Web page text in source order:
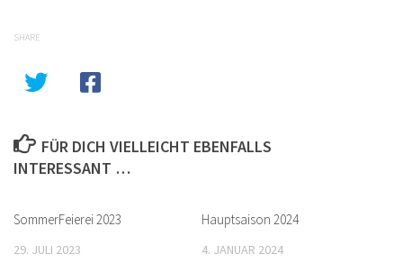
SHARE
FÜR DICH VIELLEICHT EBENFALLS
INTERESSANT …
SommerFeierei 2023
29. JULI 2023
Hauptsaison 2024
4. JANUAR 2024